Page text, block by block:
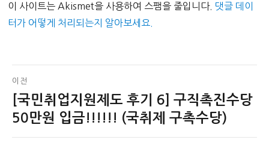
이 사이트는 Akismet을 사용하여 스팸을 줄입니다. 댓글 데이
터가 어떻게 처리되는지 알아보세요.
글
탐
색
이전
이
전
[국민취업지원제도 후기 6] 구직촉진수당
50만원 입금!!!!!! (국취제 구촉수당)